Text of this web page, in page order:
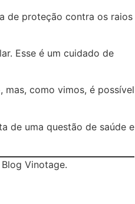
de proteção contra os raios
Esse é um cuidado de
como vimos, é possível
de uma questão de saúde e
Vinotage.